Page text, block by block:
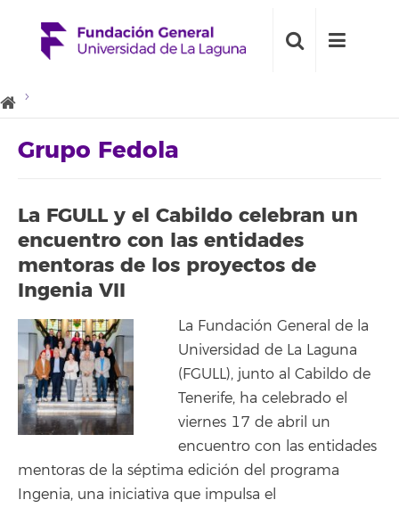
Grupo Fedola
La FGULL y el Cabildo celebran un
encuentro con las entidades
mentoras de los proyectos de
Ingenia VII
La Fundación General de la
Universidad de La Laguna
(FGULL), junto al Cabildo de
Tenerife, ha celebrado el
viernes 17 de abril un
encuentro con las entidades
mentoras de la séptima edición del programa
Ingenia, una iniciativa que impulsa el